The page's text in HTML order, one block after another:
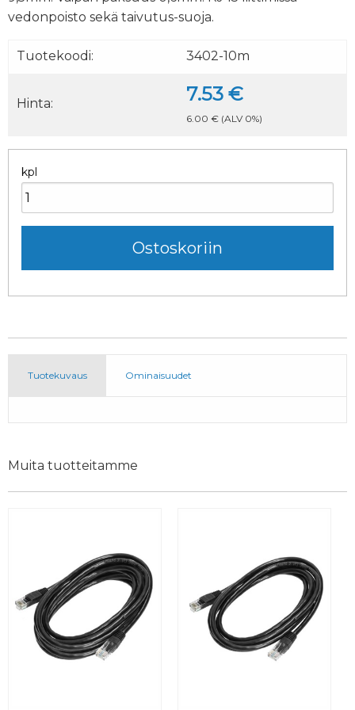
vedonpoisto sekä taivutus-suoja.
Tuotekoodi: 3402-10m
Hinta: 7.53 €
6.00 € (ALV 0%)
kpl
Tuotekuvaus Ominaisuudet
Muita tuotteitamme